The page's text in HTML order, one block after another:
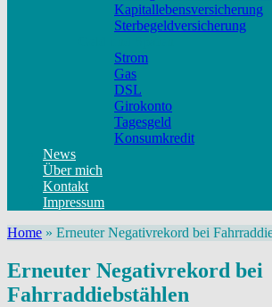
Kapitallebensversicherung
Sterbegeldversicherung
Strom
Gas
DSL
Girokonto
Tagesgeld
Konsumkredit
News
Über mich
Kontakt
Impressum
Home » Erneuter Negativrekord bei
Erneuter Negativrekord bei
Fahrraddiebstählen